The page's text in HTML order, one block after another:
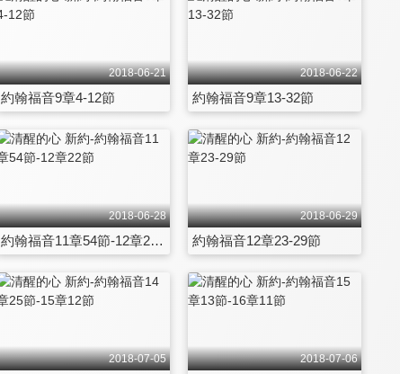
2018-06-21
約翰福音9章4-12節
2018-06-22
約翰福音9章13-32節
2018-06-28
約翰福音11章54節-12章22節
2018-06-29
約翰福音12章23-29節
2018-07-05 2018-07-06